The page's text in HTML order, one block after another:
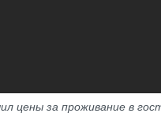
цены за проживание в